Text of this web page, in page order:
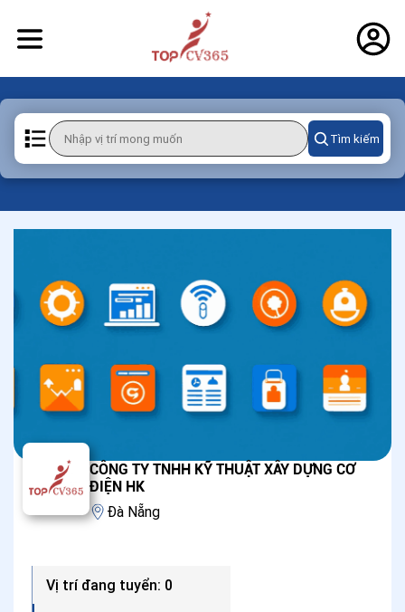
Tìm kiếm
CÔNG TY TNHH KỸ THUẬT XÂY DỰNG CƠ
ĐIỆN HK
Đà Nẵng
Vị trí đang tuyển: 0